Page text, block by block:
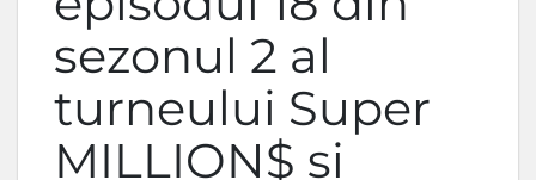
sezonul 2 al
turneului Super
MILLION$ si